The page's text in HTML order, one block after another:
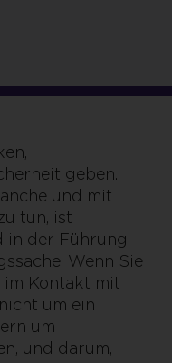
geben.
und mit
tun, ist
in der Führung
Wenn Sie
im Kontakt mit
um ein
um
und darum,